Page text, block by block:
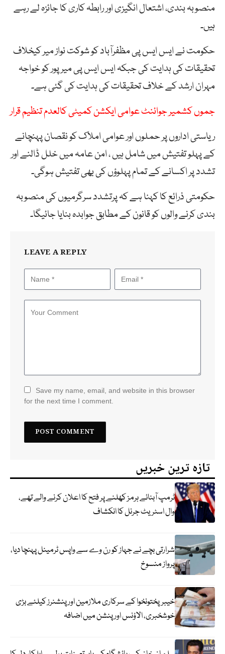
منصوبہ بندی، اشتعال انگیزی اور رابطہ کاری کا جائزہ لے رہے
ہیں۔
حکومت نے ایس ایس پی مظفرآباد کو شوکت نواز میر کیخلاف
تحقیقات کی ہدایت کی جبکہ ایس ایس پی میرپور کو خواجہ
مہران ارشد کے خلاف تحقیقات کی ہدایت کی گئی ہے۔
جموں کشمیر جوائنٹ عوامی ایکشن کمیٹی کالعدم تنظیم قرار
ریاستی اداروں پر حملوں اور عوامی املاک کو نقصان پہنچانے
کے پہلو تفتیش میں شامل ہیں ، امن عامہ میں خلل ڈالنے اور
تشدد پر اکسانے کے تمام پہلوؤں کی بھی تفتیش ہوگی۔
حکومتی ذرائع کا کہنا ہے کہ پرتشدد سرگرمیوں کی منصوبہ
بندی کرنے والوں کو قانون کے مطابق جوابدہ بنایا جائیگا۔
LEAVE A REPLY
Save my name, email, and website in this browser
for the next time I comment.
تازہ ترین خبریں
ٹرمپ آبنائے ہرمز کھلنے پر فتح کا اعلان کرنے والے تھے،
وال اسٹریٹ جرنل کا انکشاف
شرارتی بچے نے جہاز کو رن وے سے واپس ٹرمینل پہنچا دیا،
پرواز منسوخ
خیبرپختونخوا کے سرکاری ملازمین اور پنشنرز کیلئے بڑی
خوشخبری، الاؤنس اور پنشن میں اضافہ